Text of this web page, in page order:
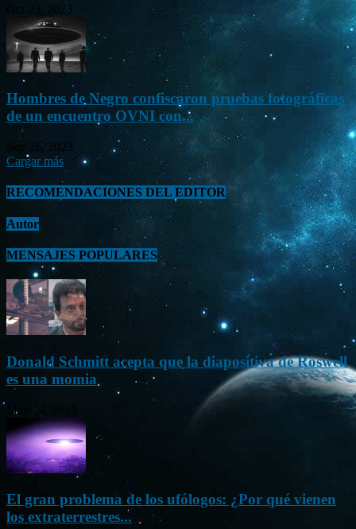
Oct 23, 2023
Hombres de Negro confiscaron pruebas fotográficas
de un encuentro OVNI con...
Sep 26, 2023
Cargar más
RECOMENDACIONES DEL EDITOR
Autor
MENSAJES POPULARES
Donald Schmitt acepta que la diapositiva de Roswell
es una momia
May 14, 2015
El gran problema de los ufólogos: ¿Por qué vienen
los extraterrestres...